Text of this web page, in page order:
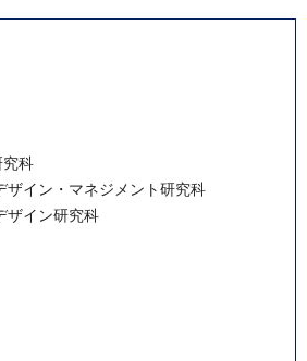
究科
ザイン・マネジメント研究科
ザイン研究科